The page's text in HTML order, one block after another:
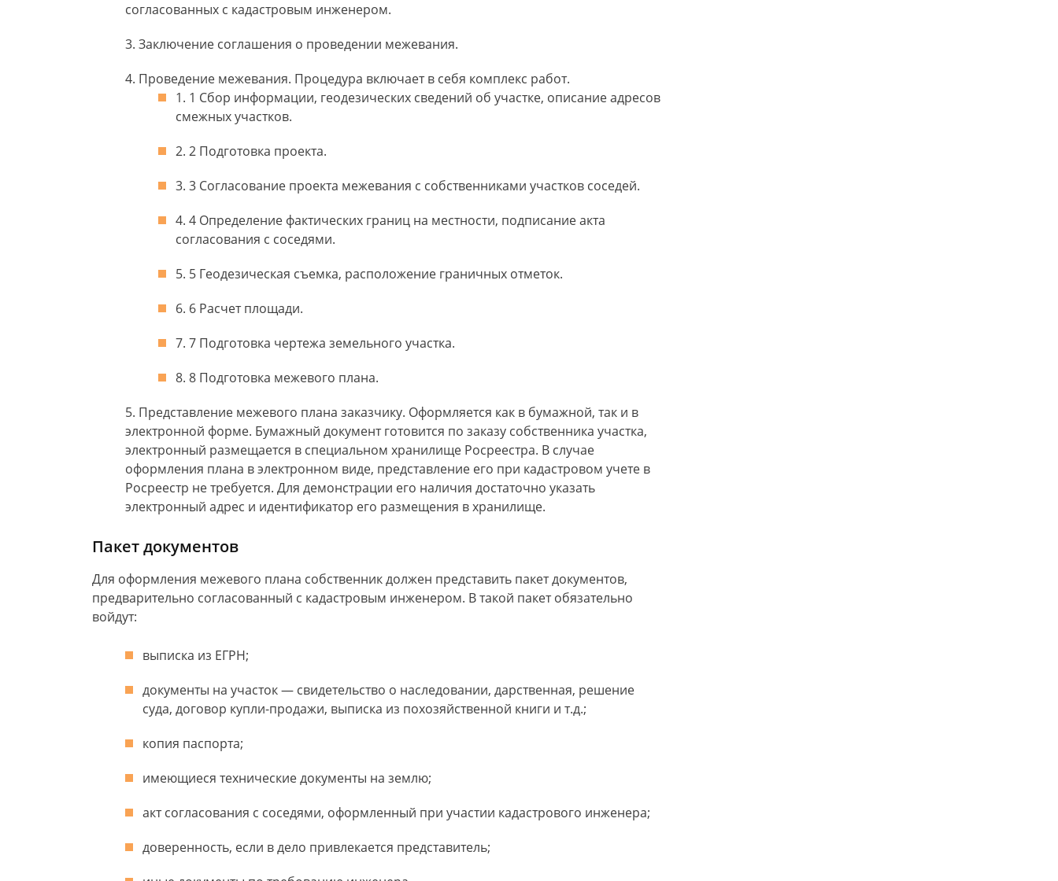
согласованных с кадастровым инженером.
Заключение соглашения о проведении межевания.
Проведение межевания. Процедура включает в себя комплекс работ.
1 Сбор информации, геодезических сведений об участке, описание адресов
смежных участков.
2 Подготовка проекта.
3 Согласование проекта межевания с собственниками участков соседей.
4 Определение фактических границ на местности, подписание акта
согласования с соседями.
5 Геодезическая съемка, расположение граничных отметок.
6 Расчет площади.
7 Подготовка чертежа земельного участка.
8 Подготовка межевого плана.
Представление межевого плана заказчику. Оформляется как в бумажной, так и в
электронной форме. Бумажный документ готовится по заказу собственника участка,
электронный размещается в специальном хранилище Росреестра. В случае
оформления плана в электронном виде, представление его при кадастровом учете в
Росреестр не требуется. Для демонстрации его наличия достаточно указать
электронный адрес и идентификатор его размещения в хранилище.
Пакет документов
Для оформления межевого плана собственник должен представить пакет документов,
предварительно согласованный с кадастровым инженером. В такой пакет обязательно
войдут:
выписка из ЕГРН;
документы на участок — свидетельство о наследовании, дарственная, решение
суда, договор купли-продажи, выписка из похозяйственной книги и т.д.;
копия паспорта;
имеющиеся технические документы на землю;
акт согласования с соседями, оформленный при участии кадастрового инженера;
доверенность, если в дело привлекается представитель;